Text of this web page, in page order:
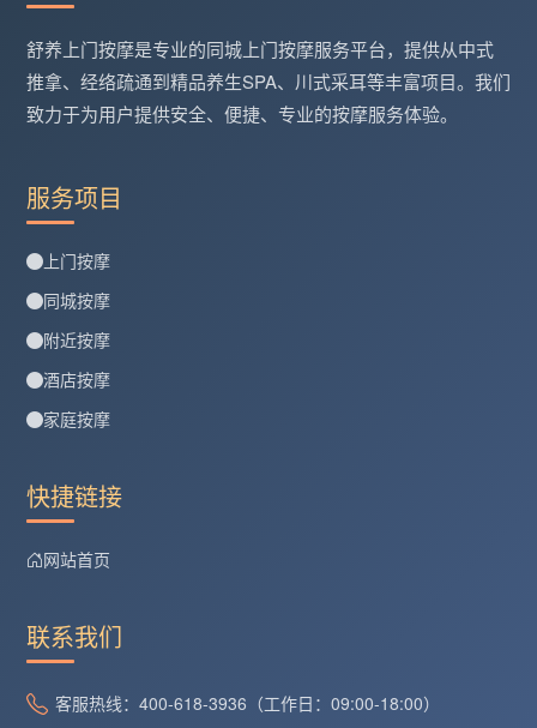
舒养上门按摩是专业的同城上门按摩服务平台，提供从中式
推拿、经络疏通到精品养生SPA、川式采耳等丰富项目。我们
致力于为用户提供安全、便捷、专业的按摩服务体验。
服务项目
上门按摩
同城按摩
附近按摩
酒店按摩
家庭按摩
快捷链接
网站首页
联系我们
客服热线：400-618-3936（工作日：09:00-18:00）